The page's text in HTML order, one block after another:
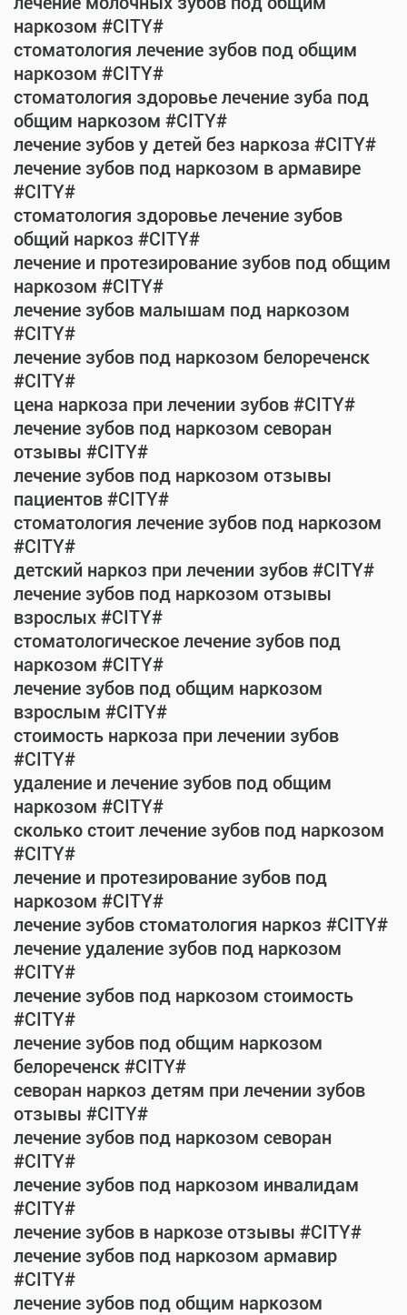
наркозом #CITY#
стоматология лечение зубов под общим
наркозом #CITY#
стоматология здоровье лечение зуба под
общим наркозом #CITY#
лечение зубов у детей без наркоза #CITY#
лечение зубов под наркозом в армавире
#CITY#
стоматология здоровье лечение зубов
общий наркоз #CITY#
лечение и протезирование зубов под общим
наркозом #CITY#
лечение зубов малышам под наркозом
#CITY#
лечение зубов под наркозом белореченск
#CITY#
цена наркоза при лечении зубов #CITY#
лечение зубов под наркозом севоран
отзывы #CITY#
лечение зубов под наркозом отзывы
пациентов #CITY#
стоматология лечение зубов под наркозом
#CITY#
детский наркоз при лечении зубов #CITY#
лечение зубов под наркозом отзывы
взрослых #CITY#
стоматологическое лечение зубов под
наркозом #CITY#
лечение зубов под общим наркозом
взрослым #CITY#
стоимость наркоза при лечении зубов
#CITY#
удаление и лечение зубов под общим
наркозом #CITY#
сколько стоит лечение зубов под наркозом
#CITY#
лечение и протезирование зубов под
наркозом #CITY#
лечение зубов стоматология наркоз #CITY#
лечение удаление зубов под наркозом
#CITY#
лечение зубов под наркозом стоимость
#CITY#
лечение зубов под общим наркозом
белореченск #CITY#
севоран наркоз детям при лечении зубов
отзывы #CITY#
лечение зубов под наркозом севоран
#CITY#
лечение зубов под наркозом инвалидам
#CITY#
лечение зубов в наркозе отзывы #CITY#
лечение зубов под наркозом армавир
#CITY#
лечение зубов под общим наркозом